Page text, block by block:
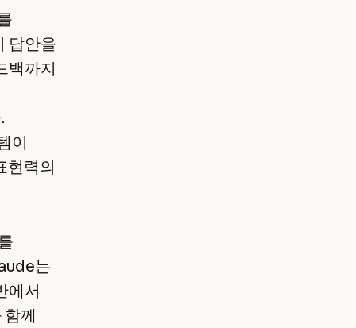
답안을
백까지
이
현력의
는
에서
께